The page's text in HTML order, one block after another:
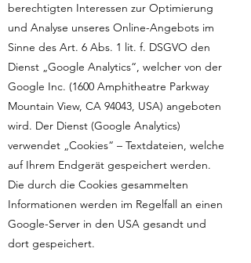
berechtigten Interessen zur Optimierung
und Analyse unseres Online-Angebots im
Sinne des Art. 6 Abs. 1 lit. f. DSGVO den
Dienst „Google Analytics“, welcher von der
Google Inc. (1600 Amphitheatre Parkway
Mountain View, CA 94043, USA) angeboten
wird. Der Dienst (Google Analytics)
verwendet „Cookies“ – Textdateien, welche
auf Ihrem Endgerät gespeichert werden.
Die durch die Cookies gesammelten
Informationen werden im Regelfall an einen
Google-Server in den USA gesandt und
dort gespeichert.